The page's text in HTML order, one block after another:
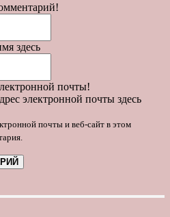
здесь
почты!
электронной почты здесь
почты и веб-сайт в этом